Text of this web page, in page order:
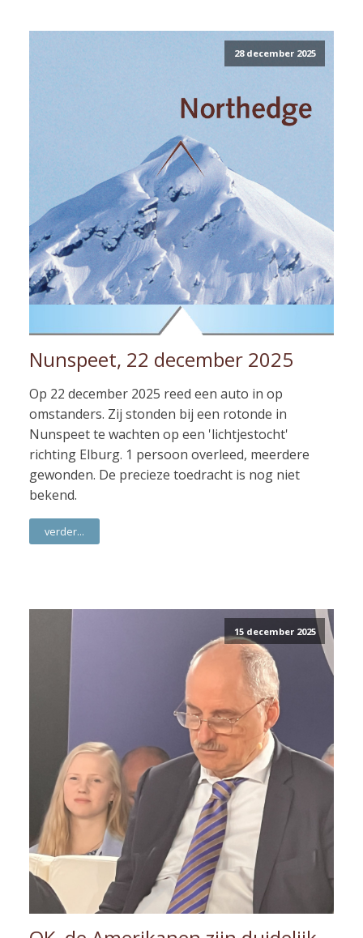
28 december 2025
Nunspeet, 22 december 2025
Op 22 december 2025 reed een auto in op
omstanders. Zij stonden bij een rotonde in
Nunspeet te wachten op een 'lichtjestocht'
richting Elburg. 1 persoon overleed, meerdere
gewonden. De precieze toedracht is nog niet
bekend.
verder...
15 december 2025